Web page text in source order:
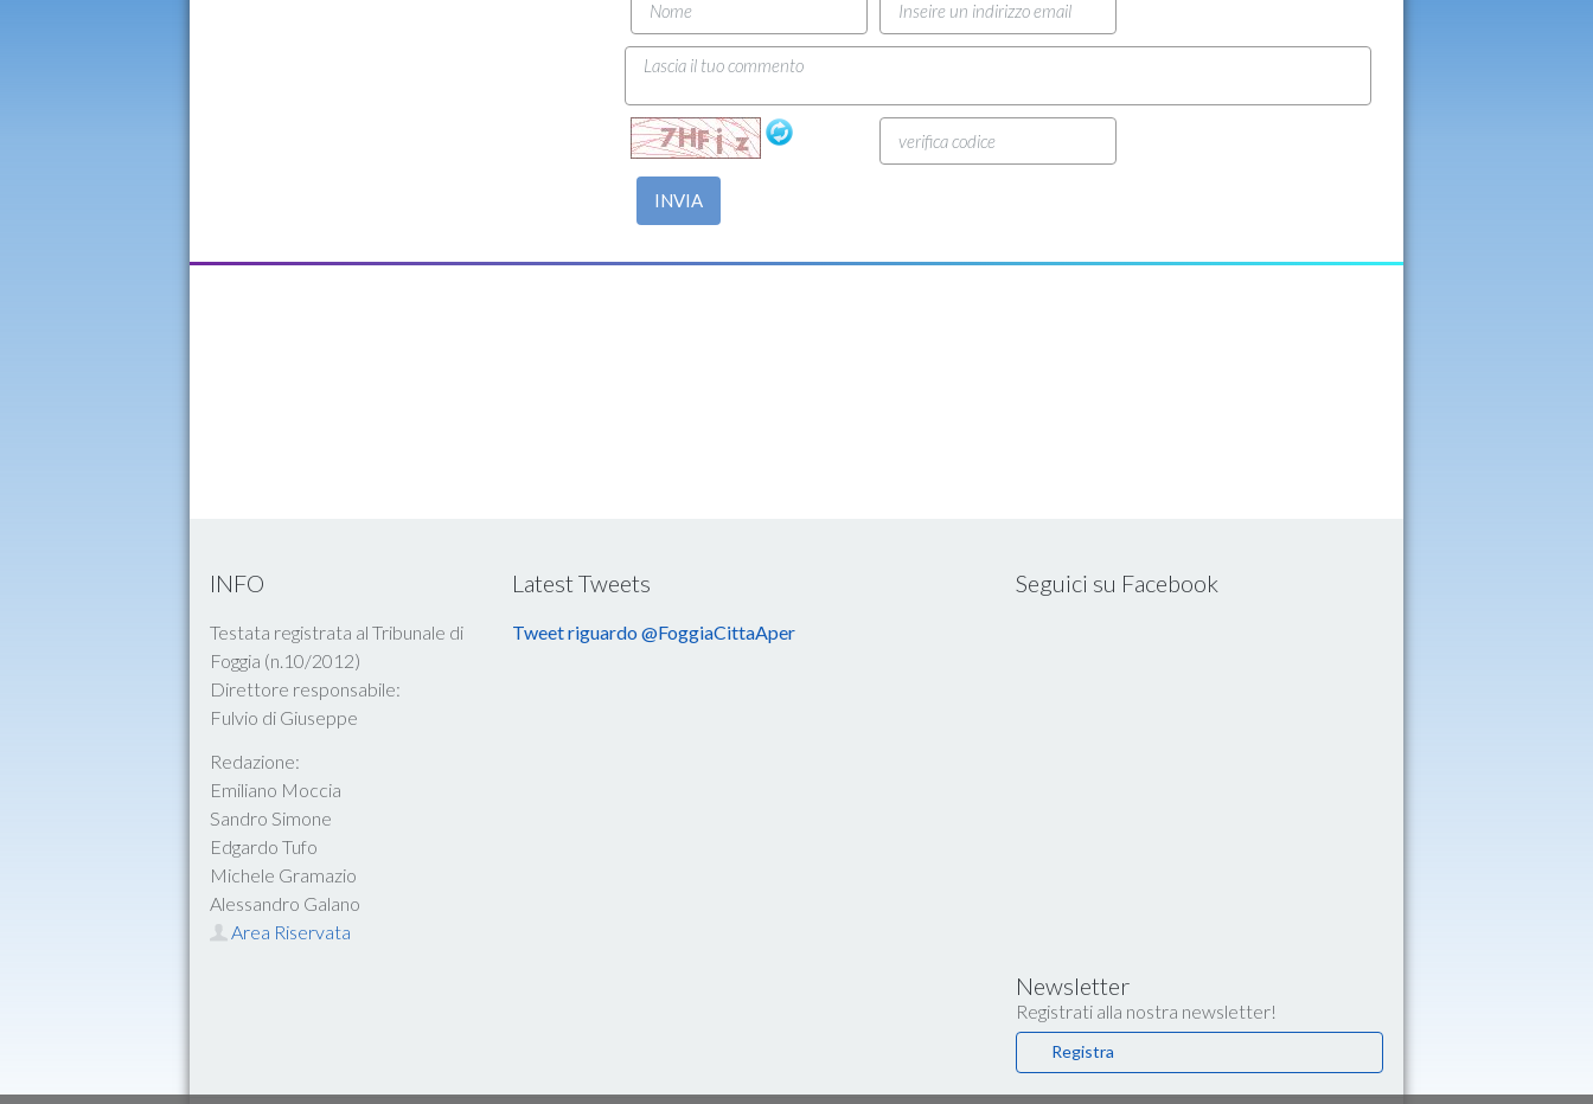
INVIA
INFO
Testata registrata al Tribunale di
Foggia (n.10/2012)
Direttore responsabile:
Fulvio di Giuseppe
Redazione:
Emiliano Moccia
Sandro Simone
Edgardo Tufo
Michele Gramazio
Alessandro Galano
Area Riservata
Latest Tweets
Tweet riguardo @FoggiaCittaAper
Seguici su Facebook
Newsletter
Registrati alla nostra newsletter!
Registra